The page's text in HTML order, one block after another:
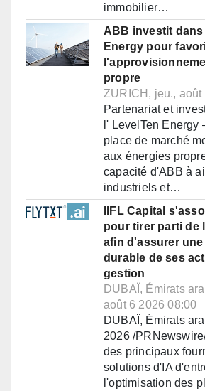
immobilier…
ABB investit dans
Energy pour
propre
ZURICH, jeu.,
Partenariat et
l' LevelTen Energy
place de marché
aux énergies
capacité d'ABB à
industriels et…
IIFL Capital
pour tirer parti de
afin d'assurer
durable de ses
gestion
DUBAÏ, Émirats
août 6 2026 08:00
DUBAÏ, Émirats
2026 /
des principaux
solutions d'IA
l'optimisation des